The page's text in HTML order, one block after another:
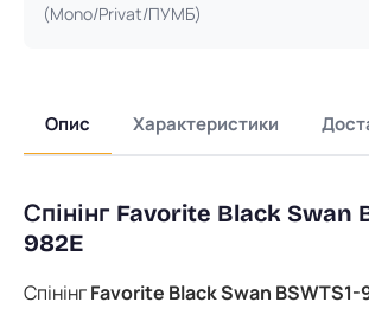
(Mono/Privat/ПУМБ)
Опис Характеристики
Спінінг Favorite Black Swan
982E
СпінінгFavorite Black Swan BSWTS1-